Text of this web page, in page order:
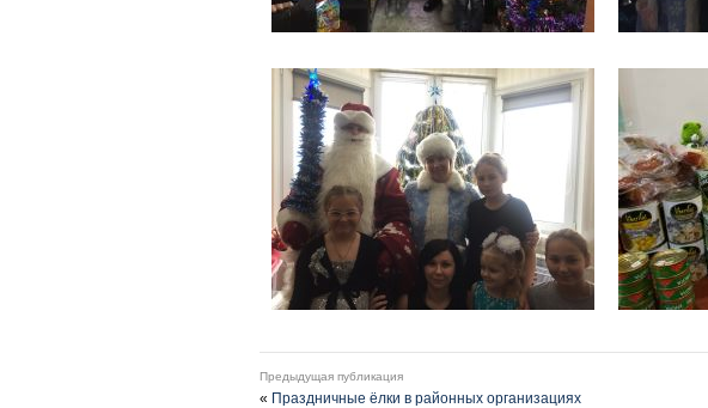
Предыдущая публикация
« Праздничные ёлки в районных организациях